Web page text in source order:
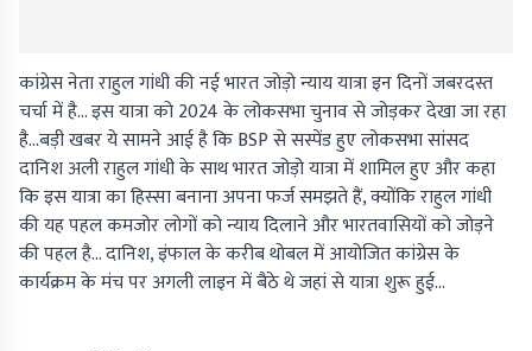
कांग्रेस नेता राहुल गांधी की नई भारत जोड़ो न्याय यात्रा इन दिनों जबरदस्त
चर्चा में है… इस यात्रा को 2024 के लोकसभा चुनाव से जोड़कर देखा जा रहा
है…बड़ी खबर ये सामने आई है कि BSP से सस्पेंड हुए लोकसभा सांसद
दानिश अली राहुल गांधी के साथ भारत जोड़ो यात्रा में शामिल हुए और कहा
कि इस यात्रा का हिस्सा बनाना अपना फर्ज समझते हैं, क्योंकि राहुल गांधी
की यह पहल कमजोर लोगों को न्याय दिलाने और भारतवासियों को जोड़ने
की पहल है… दानिश, इंफाल के करीब थोबल में आयोजित कांग्रेस के
कार्यक्रम के मंच पर अगली लाइन में बैठे थे जहां से यात्रा शुरू हुई…